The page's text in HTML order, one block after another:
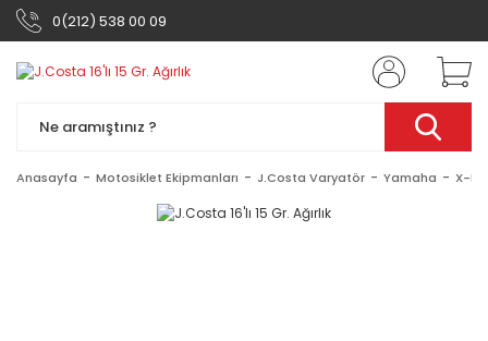
0(212) 538 00 09
Anasayfa Motosiklet Ekipmanları J.Costa Varyatör Yamaha X-